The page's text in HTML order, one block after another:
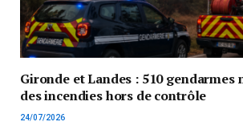
Gironde et Landes : 510 gendarmes
des incendies hors de contrôle
24/07/2026